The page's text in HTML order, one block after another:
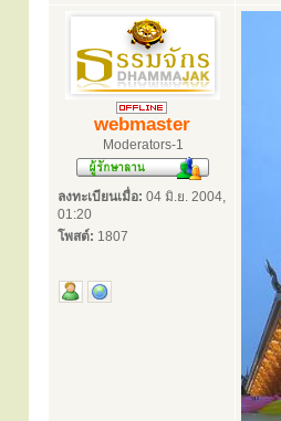
webmaster
Moderators-1
ลงทะเบียนเมื่อ: 04 มิ.ย. 2004,
01:20
โพสต์: 1807